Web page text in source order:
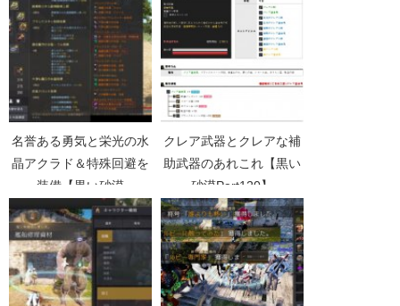
名誉ある勇気と栄光の水
晶アクラド＆特殊回避を
装備【黒い砂漠
Part3971】
クレア武器とクレアな補
助武器のあれこれ【黒い
砂漠Part120】